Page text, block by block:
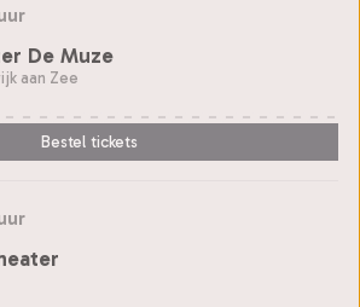
De Muze
aan Zee
Bestel tickets